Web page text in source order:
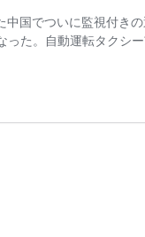
中国でついに監視付
った。自動運転タクシ